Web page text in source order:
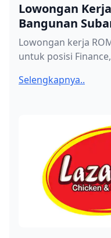
Lowongan
Bangunan
Lowongan kerja
untuk posisi
Selengkapnya..